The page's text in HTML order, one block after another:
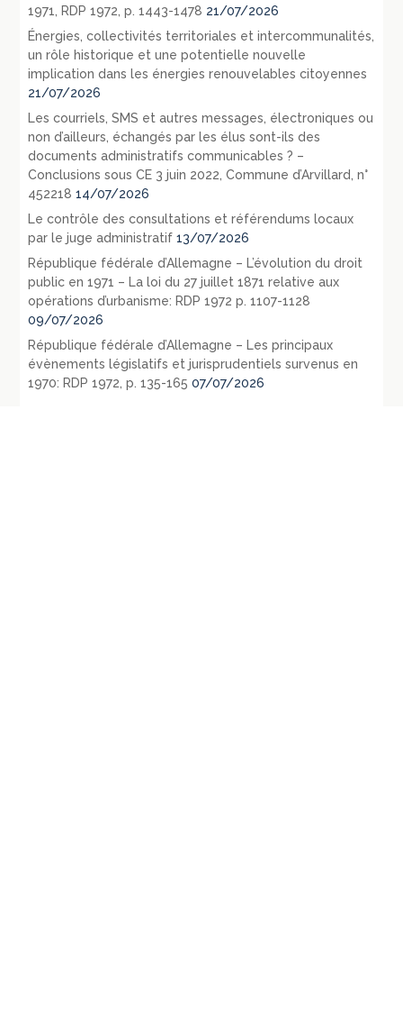
1971, RDP 1972, p. 1443-1478 21/07/2026
Énergies, collectivités territoriales et intercommunalités,
un rôle historique et une potentielle nouvelle
implication dans les énergies renouvelables citoyennes
21/07/2026
Les courriels, SMS et autres messages, électroniques ou
non d’ailleurs, échangés par les élus sont-ils des
documents administratifs communicables ? –
Conclusions sous CE 3 juin 2022, Commune d’Arvillard, n°
452218 14/07/2026
Le contrôle des consultations et référendums locaux
par le juge administratif 13/07/2026
République fédérale d’Allemagne – L’évolution du droit
public en 1971 – La loi du 27 juillet 1871 relative aux
opérations d’urbanisme: RDP 1972 p. 1107-1128
09/07/2026
République fédérale d’Allemagne – Les principaux
évènements législatifs et jurisprudentiels survenus en
1970: RDP 1972, p. 135-165 07/07/2026